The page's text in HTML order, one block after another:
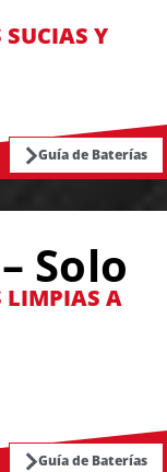
Y
Guía de Baterías
Solo
LIMPIAS A
Guía de Baterías